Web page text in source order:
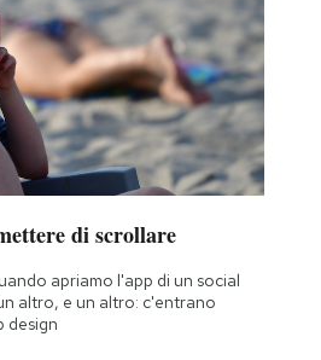
di scrollare
apriamo l'app di un social
altro, e un altro: c'entrano
design